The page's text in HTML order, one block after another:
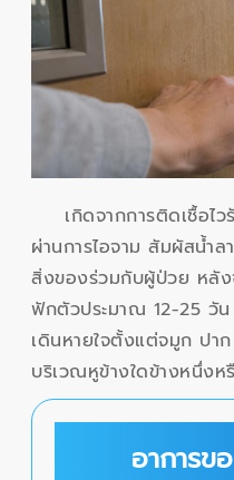
เกิดจากการติดเชื้อไ
ผ่านการไอจาม สัมผัสน้ำ
สิ่งของร่วมกับผู้ป่วย หลัง
ฟักตัวประมาณ 12-25 วัน
เดินหายใจตั้งแต่จมูก ปา
บริเวณหูข้างใดข้างหนึ่ง
อาการข